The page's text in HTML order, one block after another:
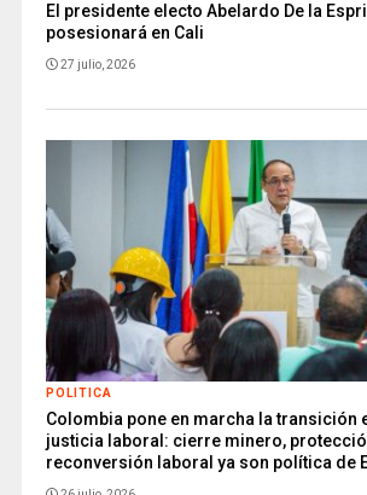
El presidente electo Abelardo De la
posesionará en Cali
27 julio, 2026
POLITICA
Colombia pone en marcha la transición
justicia laboral: cierre minero,
reconversión laboral ya son política de